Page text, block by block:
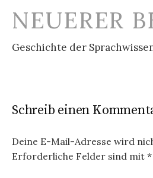
NEUERER
Geschichte der
Schreib einen
Deine E-Mail-Adresse wird
Erforderliche Felder sind mit *